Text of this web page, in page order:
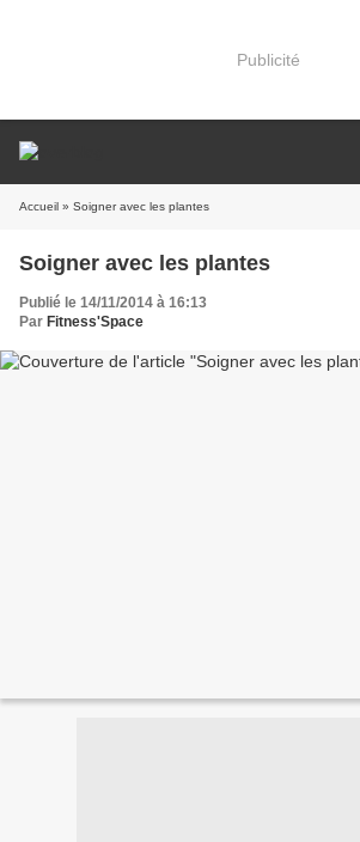
Publicité
Accueil » Soigner avec les plantes
Soigner avec les plantes
Publié le 14/11/2014 à 16:13
Par Fitness'Space